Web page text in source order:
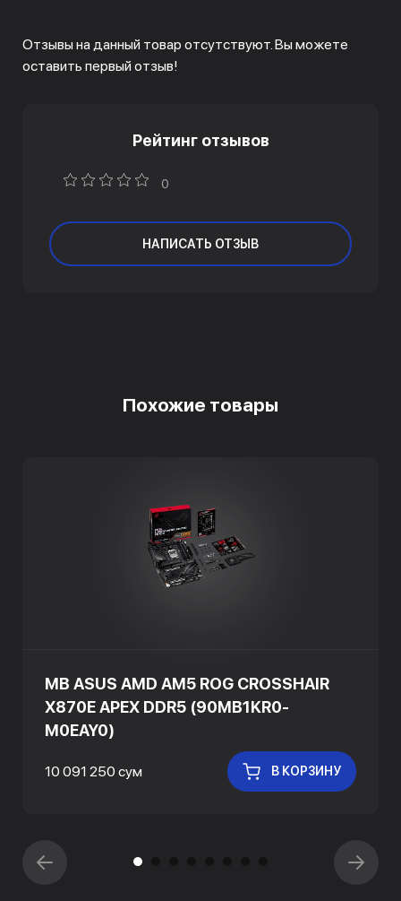
Отзывы на данный товар отсутствуют. Вы можете
оставить первый отзыв!
Рейтинг отзывов
0
НАПИСАТЬ ОТЗЫВ
Похожие товары
MB ASUS AMD AM5 ROG CROSSHAIR
X870E APEX DDR5 (90MB1KR0-
M0EAY0)
10 091 250 сум В КОРЗИНУ